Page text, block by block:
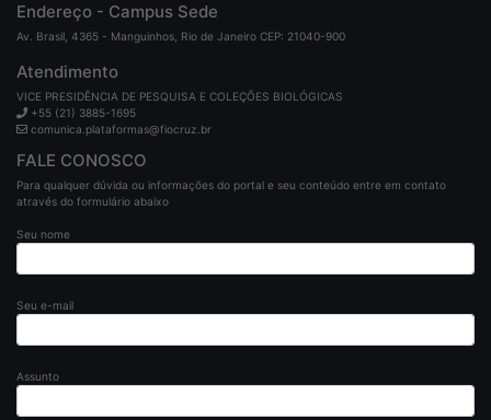
Endereço - Campus Sede
Av. Brasil, 4365 - Manguinhos, Rio de Janeiro CEP: 21040-900
Atendimento
VICE PRESIDÊNCIA DE PESQUISA E COLEÇÕES BIOLÓGICAS
+55 (21) 3885-1695
comunica.plataformas@fiocruz.br
FALE CONOSCO
Para qualquer dúvida ou informações do portal e seu conteúdo entre em contato
através do formulário abaixo
Seu nome
Seu e-mail
Assunto